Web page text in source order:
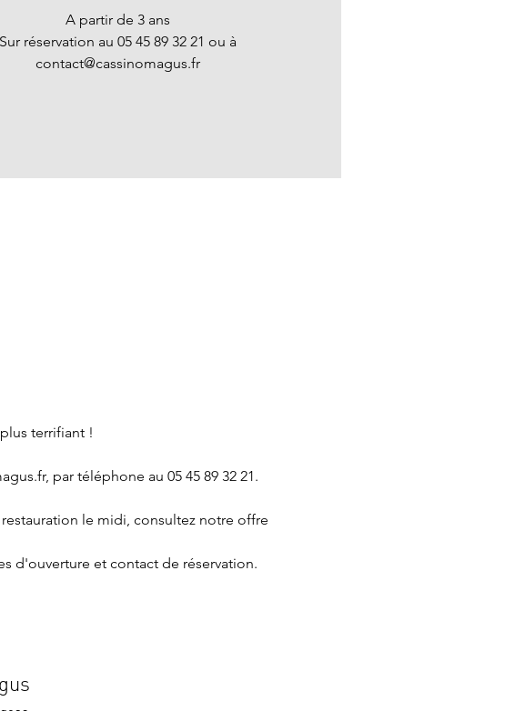
A partir de 3 ans
Sur réservation au 05 45 89 32 21 ou à
contact@cassinomagus.fr
terrifiant !
, par téléphone au 05 45 89 32 21.
le midi, consultez notre offre
d'ouverture et contact de réservation.